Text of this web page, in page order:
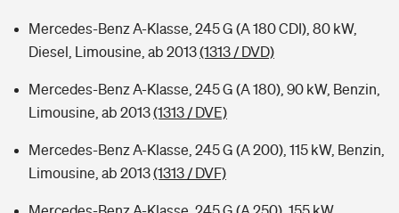
Mercedes-Benz A-Klasse, 245 G (A 180 CDI), 80 kW,
Diesel, Limousine, ab 2013(1313 / DVD)
Mercedes-Benz A-Klasse, 245 G (A 180), 90 kW, Benzin,
Limousine, ab 2013(1313 / DVE)
Mercedes-Benz A-Klasse, 245 G (A 200), 115 kW, Benzin,
Limousine, ab 2013(1313 / DVF)